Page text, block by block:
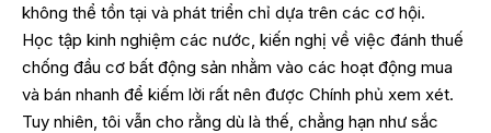
không thể tồn tại và phát triển chỉ dựa trên các cơ hội.
Học tập kinh nghiệm các nước, kiến nghị về việc đánh thuế
chống đầu cơ bất động sản nhằm vào các hoạt động mua
và bán nhanh để kiếm lời rất nên được Chính phủ xem xét.
Tuy nhiên, tôi vẫn cho rằng dù là thế, chẳng hạn như sắc